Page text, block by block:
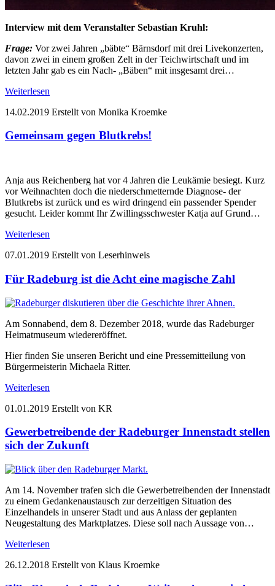
Interview mit dem Veranstalter Sebastian Kruhl:
Frage: Vor zwei Jahren „bäbte“ Bärnsdorf mit drei Livekonzerten,
davon zwei in einem großen Zelt in der Teichwirtschaft und im
letzten Jahr gab es ein Nach- „Bäben“ mit insgesamt drei…
Weiterlesen
14.02.2019 Erstellt von Monika Kroemke
Gemeinsam gegen Blutkrebs!
Anja aus Reichenberg hat vor 4 Jahren die Leukämie besiegt. Kurz
vor Weihnachten doch die niederschmetternde Diagnose- der
Blutkrebs ist zurück und es wird dringend ein passender Spender
gesucht. Leider kommt Ihr Zwillingsschwester Katja auf Grund…
Weiterlesen
07.01.2019 Erstellt von Leserhinweis
Für Radeburg ist die Acht eine magische Zahl
Am Sonnabend, dem 8. Dezember 2018, wurde das Radeburger
Heimatmuseum wiedereröffnet.
Hier finden Sie unseren Bericht und eine Pressemitteilung von
Bürgermeisterin Michaela Ritter.
Weiterlesen
01.01.2019 Erstellt von KR
Gewerbetreibende der Radeburger Innenstadt stellen
sich der Zukunft
Am 14. November trafen sich die Gewerbetreibenden der Innenstadt
zu einem Gedankenaustausch zur derzeitigen Situation des
Einzelhandels in unserer Stadt und aus Anlass der geplanten
Neugestaltung des Marktplatzes. Diese soll nach Aussage von…
Weiterlesen
26.12.2018 Erstellt von Klaus Kroemke